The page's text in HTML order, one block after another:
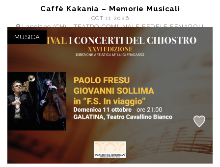
Caffè Kakania – Memorie Musicali
OCT 11 2026
Lanciano (CH) - TEATRO COMUNALE FEDELE FENAROLI
a partire da € 10,00
MUSICA